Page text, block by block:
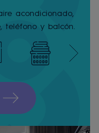
acondicionado,
teléfono y balcón.